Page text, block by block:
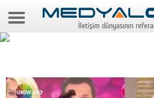
9 Ağustos 2026 10:50:05
Video Galeri
İletişim dünyasının